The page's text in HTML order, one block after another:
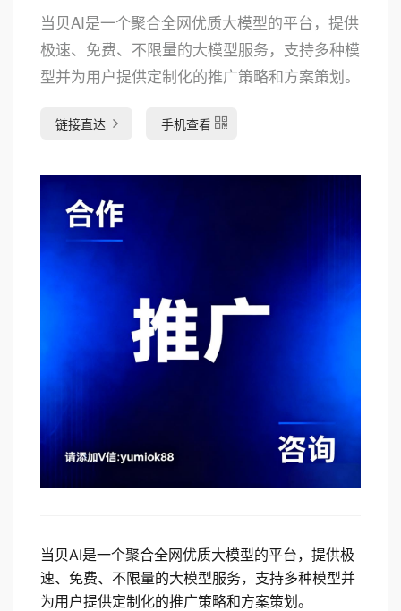
当贝AI是一个聚合全网优质大模型的平台，提供
极速、免费、不限量的大模型服务，支持多种模
型并为用户提供定制化的推广策略和方案策划。
链接直达 手机查看
当贝AI是一个聚合全网优质大模型的平台，提供极
速、免费、不限量的大模型服务，支持多种模型并
为用户提供定制化的推广策略和方案策划。